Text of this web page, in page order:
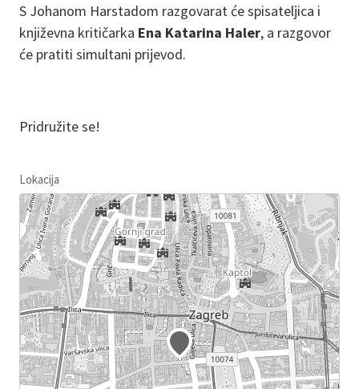
S Johanom Harstadom razgovarat će spisateljica i
književna kritičarka Ena Katarina Haler, a razgovor
će pratiti simultani prijevod.
Pridružite se!
Lokacija